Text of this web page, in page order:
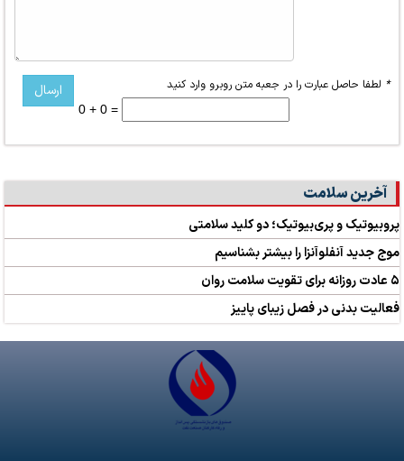
* لطفا حاصل عبارت را در جعبه متن روبرو وارد کنید
0 + 0 =
آخرین سلامت
پروبیوتیک و پری‌بیوتیک؛ دو کلید سلامتی
موج جدید آنفلوآنزا را بیشتر بشناسیم
۵ عادت روزانه برای تقویت سلامت روان
فعالیت بدنی در فصل زیبای پاییز